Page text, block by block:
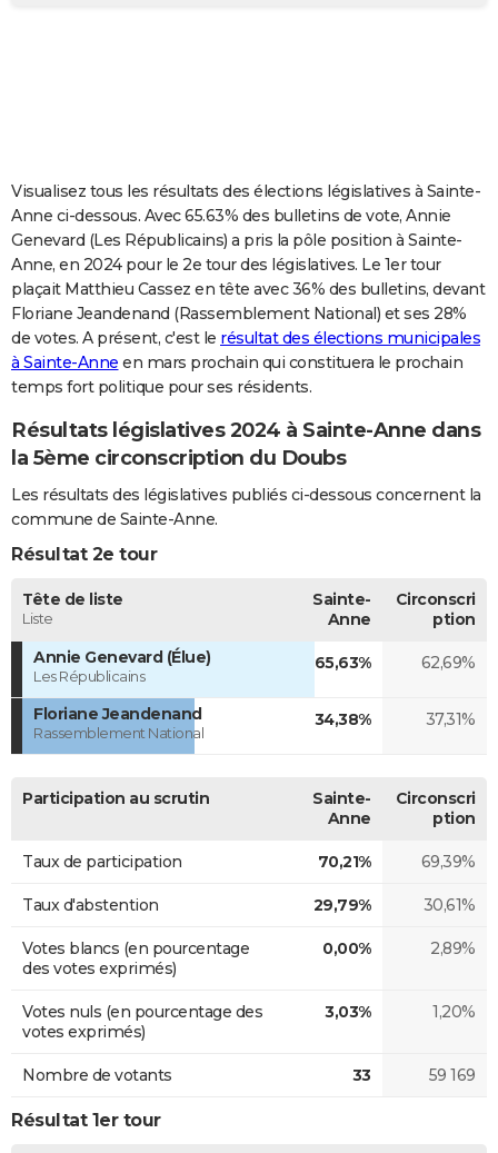
Carte de Noël
Carte Bonne année
Carte Saint-Valentin
Carte Pâques
Carte d'anniversaire
DICTIONNAIRE
Dictionnaire
Biographies
Citations
Expressions
Proverbes
PROGRAMME TV
COPAINS D'AVANT
S'inscrire
Se connecter
Lycées
Collèges
Primaires
Universités
Entreprises
Service militaire
Avis de recherche
AVIS DE DÉCÈS
FORUM
Bricolage
Lifestyle
Culture
Sport
Auto
Television
Voyage
Cinema
Visualisez tous les résultats des élections législatives à Sainte-
Anne ci-dessous. Avec 65.63% des bulletins de vote, Annie
Genevard (Les Républicains) a pris la pôle position à Sainte-
Anne, en 2024 pour le 2e tour des législatives. Le 1er tour
plaçait Matthieu Cassez en tête avec 36% des bulletins, devant
Floriane Jeandenand (Rassemblement National) et ses 28%
de votes. A présent, c'est le résultat des élections municipales
à Sainte-Anne en mars prochain qui constituera le prochain
temps fort politique pour ses résidents.
Résultats législatives 2024 à Sainte-Anne dans
la 5ème circonscription du Doubs
Les résultats des législatives publiés ci-dessous concernent la
commune de Sainte-Anne.
Résultat 2e tour
Tête de liste
Liste
Sainte-
Anne
Circonscri
ption
Annie Genevard (Élue)
Les Républicains
65,63% 62,69%
Floriane Jeandenand
Rassemblement National
34,38% 37,31%
Participation au scrutin
Sainte-
Anne
Circonscri
ption
Taux de participation 70,21% 69,39%
Taux d'abstention 29,79% 30,61%
Votes blancs (en pourcentage
des votes exprimés)
0,00% 2,89%
Votes nuls (en pourcentage des
votes exprimés)
3,03% 1,20%
Nombre de votants 33 59 169
Résultat 1er tour